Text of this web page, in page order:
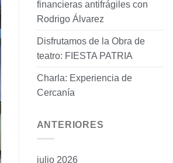
financieras antifrágiles con
Rodrigo Álvarez
Disfrutamos de la Obra de
teatro: FIESTA PATRIA
Charla: Experiencia de
Cercanía
ANTERIORES
julio 2026